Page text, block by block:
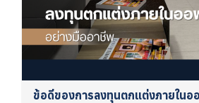
ข้อดีของการลงทุนตกแต่งภายใน